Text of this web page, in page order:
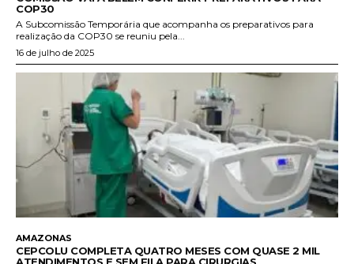
COP30
A Subcomissão Temporária que acompanha os preparativos para
realização da COP30 se reuniu pela...
16 de julho de 2025
AMAZONAS
CEPCOLU COMPLETA QUATRO MESES COM QUASE 2 MIL
ATENDIMENTOS E SEM FILA PARA CIRURGIAS